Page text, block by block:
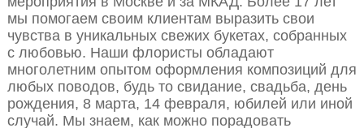
мы помогаем своим клиентам выразить свои
чувства в уникальных свежих букетах, собранных
с любовью. Наши флористы обладают
многолетним опытом оформления композиций для
любых поводов, будь то свидание, свадьба, день
рождения, 8 марта, 14 февраля, юбилей или иной
случай. Мы знаем, как можно порадовать